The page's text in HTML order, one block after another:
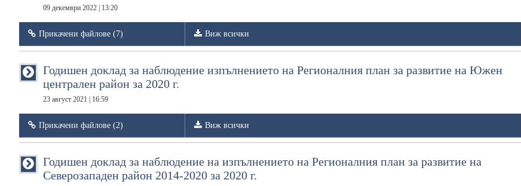
09 декември 2022 | 13:20
Прикачени файлове (7) Виж всички
Годишен доклад за наблюдение изпълнението на Регионалния план за развитие на Южен
централен район за 2020 г.
23 август 2021 | 16:59
Прикачени файлове (2) Виж всички
Годишен доклад за наблюдение на изпълнението на Регионалния план за развитие на
Северозападен район 2014-2020 за 2020 г.